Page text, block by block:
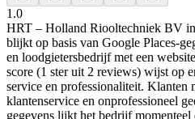
1.0
HRT – Holland Riooltechniek BV
blijkt op basis van Google Places-
en loodgietersbedrijf met een
score (1 ster uit 2 reviews) wijst op
service en professionaliteit. Klanten
klantenservice en onprofessioneel
gegevens lijkt het bedrijf